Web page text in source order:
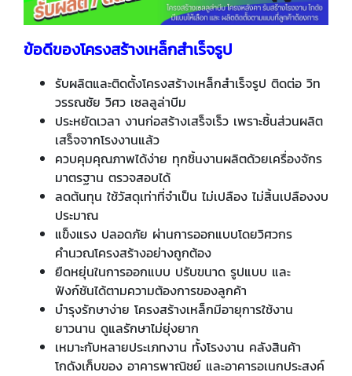
ข้อดีของโครงสร้างเหล็กสำเร็จรูป
รับผลิตและติดตั้งโครงสร้างเหล็กสำเร็จรูป ติดต่อ วิท
วรรณชัย วิศว เซลลูล่าบีม
ประหยัดเวลา งานก่อสร้างเสร็จเร็ว เพราะชิ้นส่วนผลิต
เสร็จจากโรงงานแล้ว
ควบคุมคุณภาพได้ง่าย ทุกชิ้นงานผลิตด้วยเครื่องจักร
มาตรฐาน ตรวจสอบได้
ลดต้นทุน ใช้วัสดุเท่าที่จำเป็น ไม่เปลือง ไม่สิ้นเปลืองงบ
ประมาณ
แข็งแรง ปลอดภัย ผ่านการออกแบบโดยวิศวกร
คำนวณโครงสร้างอย่างถูกต้อง
ยืดหยุ่นในการออกแบบ ปรับขนาด รูปแบบ และ
ฟังก์ชันได้ตามความต้องการของลูกค้า
บำรุงรักษาง่าย โครงสร้างเหล็กมีอายุการใช้งาน
ยาวนาน ดูแลรักษาไม่ยุ่งยาก
เหมาะกับหลายประเภทงาน ทั้งโรงงาน คลังสินค้า
โกดังเก็บของ อาคารพาณิชย์ และอาคารอเนกประสงค์